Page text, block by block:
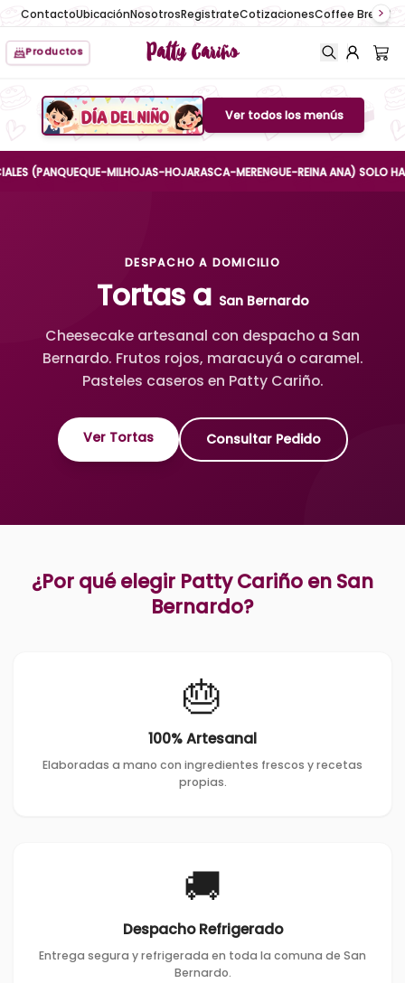
ContactoUbicaciónNosotrosRegistrateCotizacionesCoffee Break
Productos Patty Cariño
Boton de menu
Ver todos los menús
MILHOJAS-HOJARASCA-MERENGUE-REINA ANA) SOLO HASTA
DESPACHO A DOMICILIO
Tortas a San Bernardo
Cheesecake artesanal con despacho a San
Bernardo. Frutos rojos, maracuyá o caramel.
Pasteles caseros en Patty Cariño.
Ver Tortas Consultar Pedido
¿Por qué elegir Patty Cariño en San
Bernardo?
🎂
100% Artesanal
Elaboradas a mano con ingredientes frescos y recetas
propias.
🚚
Despacho Refrigerado
Entrega segura y refrigerada en toda la comuna de San
Bernardo.